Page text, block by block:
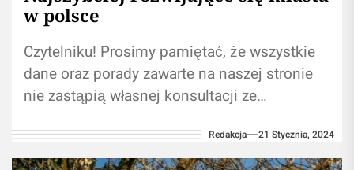
w polsce
Czytelniku! Prosimy pamiętać, że wszystkie
dane oraz porady zawarte na naszej stronie
nie zastąpią własnej konsultacji ze
treści zawartych na naszym...Redakcja 21 Stycznia, 2024